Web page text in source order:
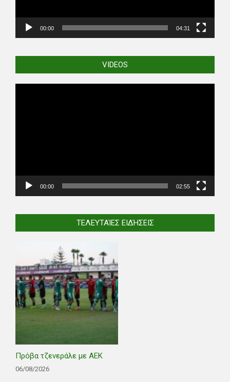
00:00 04:31
VIDEOS
00:00 02:55
ΤΕΛΕΥΤΑΊΕΣ ΕΙΔΉΣΕΙΣ
Πρόβα τζενεράλε με ΑΕΚ
06/08/2026